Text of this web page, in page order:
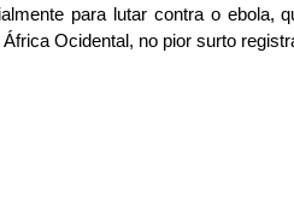
para lutar contra o ebola,
Ocidental, no pior surto